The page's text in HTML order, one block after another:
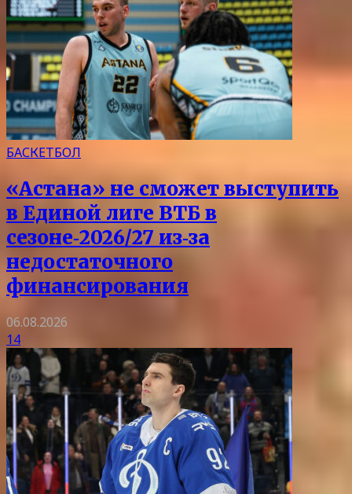
БАСКЕТБОЛ
«Астана» не сможет выступить
в Единой лиге ВТБ в
сезоне‑2026/27 из‑за
недостаточного
финансирования
06.08.2026
14